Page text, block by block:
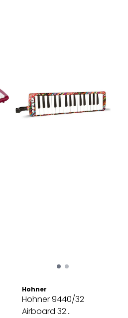
Hohner
Hohner 9440/32
Airboard 32